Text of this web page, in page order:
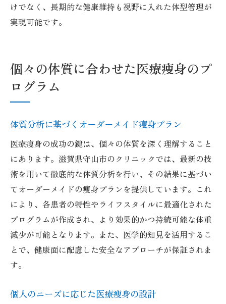
けでなく、長期的な健康維持も視野に入れた体型管理が
実現可能です。
個々の体質に合わせた医療痩身のプ
ログラム
体質分析に基づくオーダーメイド痩身プラン
医療痩身の成功の鍵は、個々の体質を深く理解すること
にあります。滋賀県守山市のクリニックでは、最新の技
術を用いて徹底的な体質分析を行い、その結果に基づい
てオーダーメイドの痩身プランを提供しています。これ
により、各患者の特性やライフスタイルに最適化された
プログラムが作成され、より効果的かつ持続可能な体重
減少が可能となります。また、医学的知見を活用するこ
とで、健康面に配慮した安全なアプローチが保証されま
す。
個人のニーズに応じた医療痩身の設計